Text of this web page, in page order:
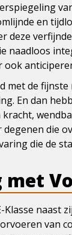
en
deze
naadloos
ook
met de
En dan
die
die de
Klasse naast
van